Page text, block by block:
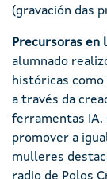
(gravación das
Precursoras en
alumnado
históricas como
a través da
ferramentas IA.
promover a
mulleres